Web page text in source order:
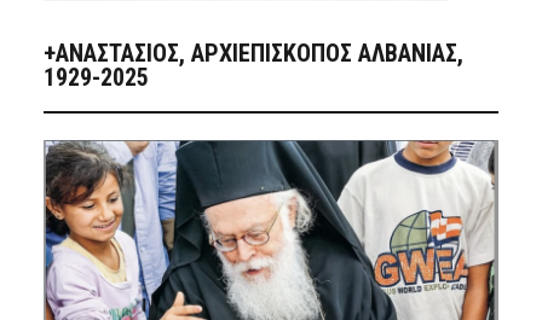
+ΑΝΑΣΤΆΣΙΟΣ, ΑΡΧΙΕΠΊΣΚΟΠΟΣ ΑΛΒΑΝΊΑΣ,
1929-2025